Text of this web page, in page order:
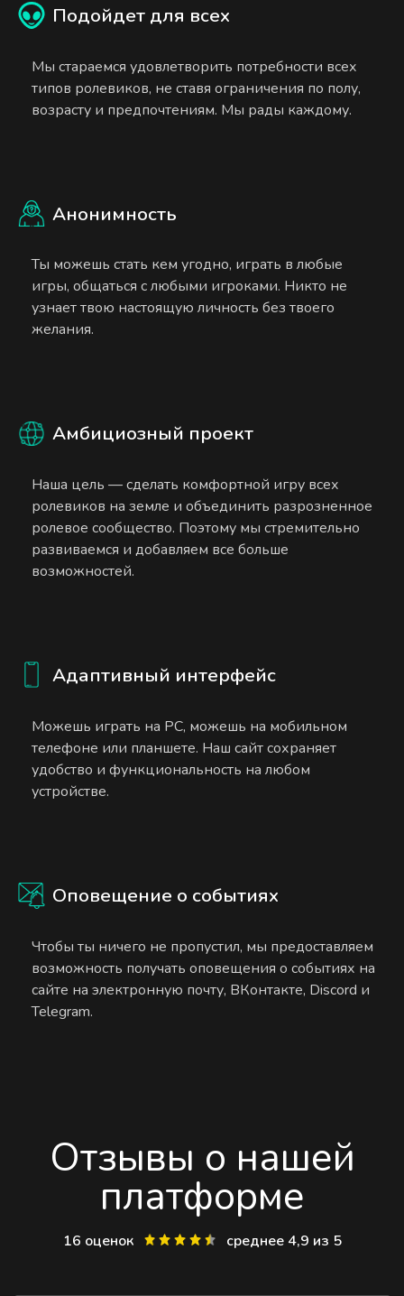
Подойдет для всех
Мы стараемся удовлетворить потребности всех
типов ролевиков, не ставя ограничения по полу,
возрасту и предпочтениям. Мы рады каждому.
Анонимность
Ты можешь стать кем угодно, играть в любые
игры, общаться с любыми игроками. Никто не
узнает твою настоящую личность без твоего
желания.
Амбициозный проект
Наша цель — сделать комфортной игру всех
ролевиков на земле и объединить разрозненное
ролевое сообщество. Поэтому мы стремительно
развиваемся и добавляем все больше
возможностей.
Адаптивный интерфейс
Можешь играть на PC, можешь на мобильном
телефоне или планшете. Наш сайт сохраняет
удобство и функциональность на любом
устройстве.
Оповещение о событиях
Чтобы ты ничего не пропустил, мы предоставляем
возможность получать оповещения о событиях на
сайте на электронную почту, ВКонтакте, Discord и
Telegram.
Отзывы о нашей
платформе
16 оценок среднее 4,9 из 5